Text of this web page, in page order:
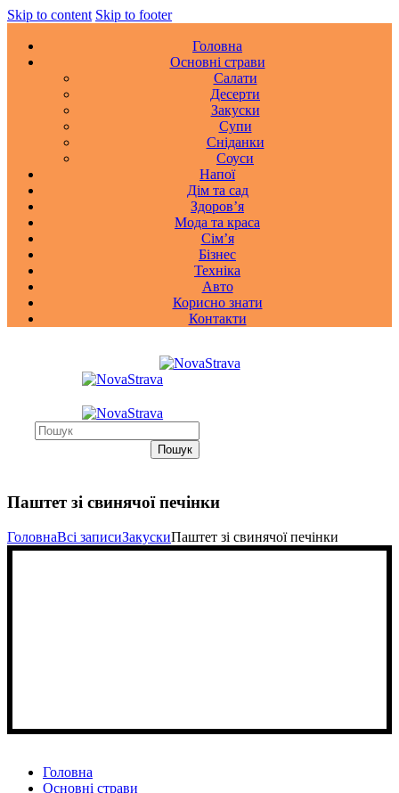
Skip to content Skip to footer
Головна
Основні страви
Салати
Десерти
Закуски
Супи
Сніданки
Соуси
Напої
Дім та сад
Здоровʼя
Мода та краса
Сімʼя
Бізнес
Техніка
Авто
Корисно знати
Контакти
Пошук
Паштет зі свинячої печінки
ГоловнаВсі записиЗакускиПаштет зі свинячої печінки
Головна
Основні страви